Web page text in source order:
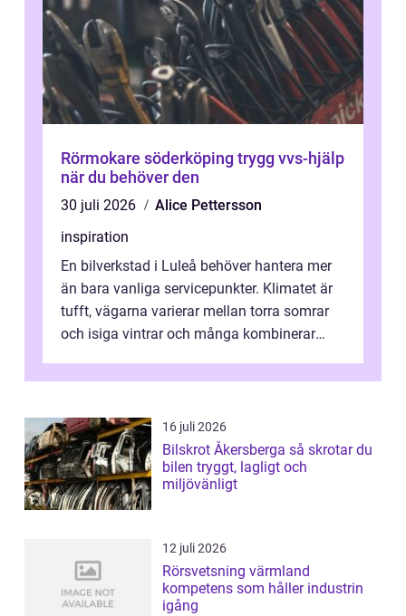
Rörmokare söderköping trygg vvs-hjälp
när du behöver den
30 juli 2026
Alice Pettersson
inspiration
En bilverkstad i Luleå behöver hantera mer
än bara vanliga servicepunkter. Klimatet är
tufft, vägarna varierar mellan torra somrar
och isiga vintrar och många kombinerar
16 juli 2026
Bilskrot Åkersberga så skrotar du
bilen tryggt, lagligt och
miljövänligt
12 juli 2026
Rörsvetsning värmland
kompetens som håller industrin
igång